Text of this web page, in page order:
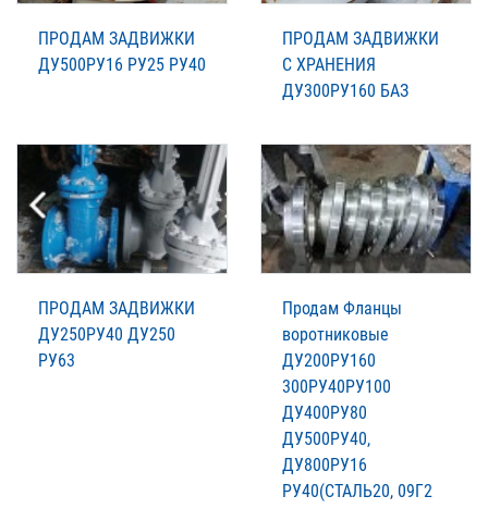
ПРОДАМ ЗАДВИЖКИ
ДУ500РУ16 РУ25 РУ40
ПРОДАМ ЗАДВИЖКИ
С ХРАНЕНИЯ
ДУ300РУ160 БАЗ
ПРОДАМ ЗАДВИЖКИ
ДУ250РУ40 ДУ250
РУ63
Продам Фланцы
воротниковые
ДУ200РУ160
300РУ40РУ100
ДУ400РУ80
ДУ500РУ40,
ДУ800РУ16
РУ40(СТАЛЬ20, 09Г2